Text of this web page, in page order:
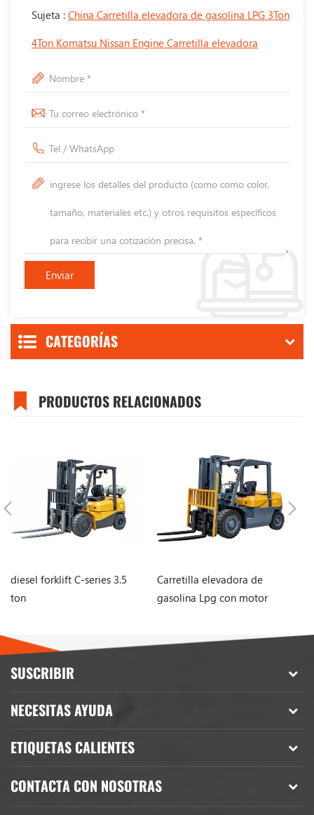
Sujeta : China Carretilla elevadora de gasolina LPG 3Ton
4Ton Komatsu Nissan Engine Carretilla elevadora
CATEGORÍAS
PRODUCTOS RELACIONADOS
diesel forklift C-series 3.5
ton
Carretilla elevadora de
gasolina Lpg con motor
2500 kg con mástil de 3
SUSCRIBIR
NECESITAS AYUDA
ETIQUETAS CALIENTES
CONTACTA CON NOSOTRAS